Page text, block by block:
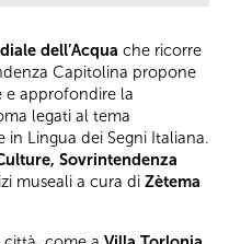
dell’Acqua che ricorre
Capitolina propone
e approfondire la
legati al tema
Lingua dei Segni Italiana.
Sovrintendenza
museali a cura di Zètema